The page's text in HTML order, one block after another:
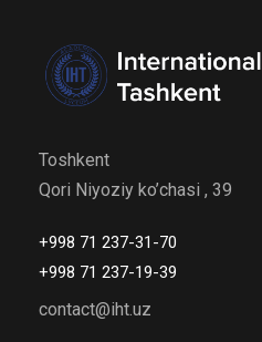
Toshkent
Qori Niyoziy ko’chasi , 39
+998 71 237-31-70
+998 71 237-19-39
contact@iht.uz